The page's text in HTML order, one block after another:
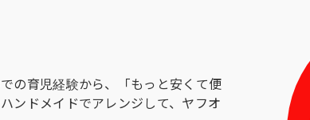
の育児経験から、「もっと安くて便
ンドメイドでアレンジして、ヤフオ